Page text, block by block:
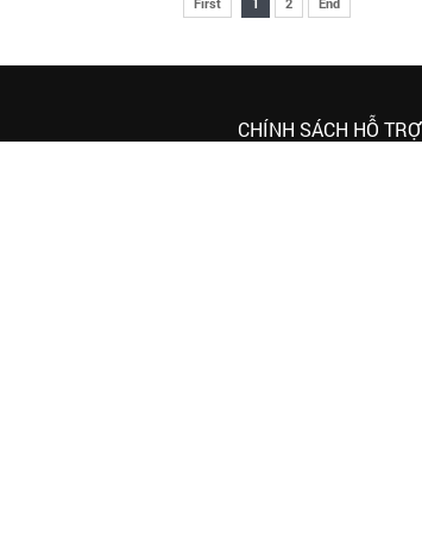
CHÍNH SÁCH HỖ TRỢ